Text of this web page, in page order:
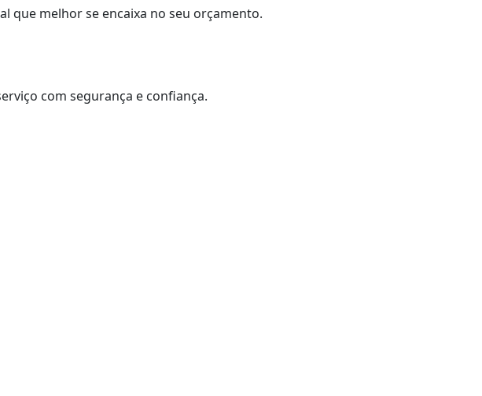
que melhor se encaixa no seu orçamento.
com segurança e confiança.